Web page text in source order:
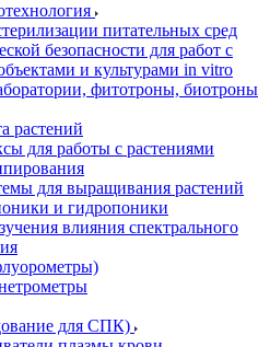
питательных сред
безопасности для работ с
и культурами in vitro
фитотроны, биотроны
растений
для работы с растениями
для выращивания растений
и гидропоники
влияния спектрального
для СПК)